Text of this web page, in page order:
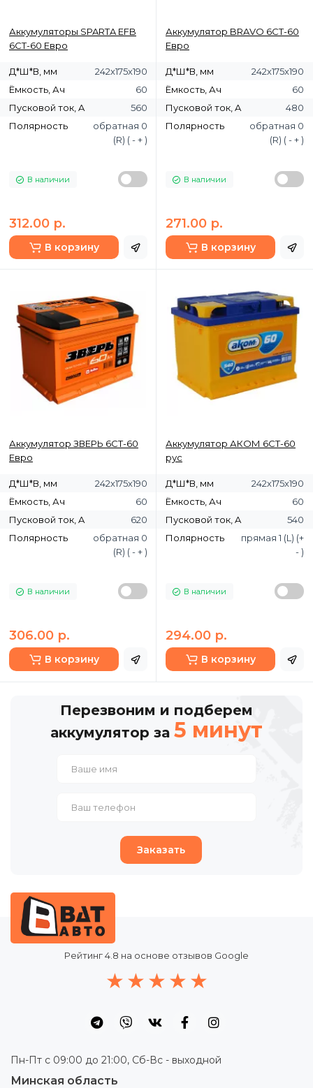
Аккумуляторы SPARTA EFB
6СТ-60 Евро
Д*Ш*В, мм
242х175х190
Ёмкость, Ач
60
Пусковой ток, A
560
Полярность
обратная 0
(R) ( - + )
В наличии
312.00 р.
В корзину
Аккумулятор BRAVO 6СТ-60
Евро
Д*Ш*В, мм
242х175х190
Ёмкость, Ач
60
Пусковой ток, A
480
Полярность
обратная 0
(R) ( - + )
В наличии
271.00 р.
В корзину
Аккумулятор ЗВЕРЬ 6СТ-60
Евро
Д*Ш*В, мм
242х175х190
Ёмкость, Ач
60
Пусковой ток, A
620
Полярность
обратная 0
(R) ( - + )
В наличии
306.00 р.
В корзину
Аккумулятор АКОМ 6СТ-60
рус
Д*Ш*В, мм
242х175х190
Ёмкость, Ач
60
Пусковой ток, A
540
Полярность
прямая 1 (L) (+
- )
В наличии
294.00 р.
В корзину
Перезвоним и подберем
аккумулятор за 5 минут
Заказать
Рейтинг4.8 на основе отзывов Google
Пн-Пт с 09:00 до 21:00, Сб-Вс - выходной
Минская область